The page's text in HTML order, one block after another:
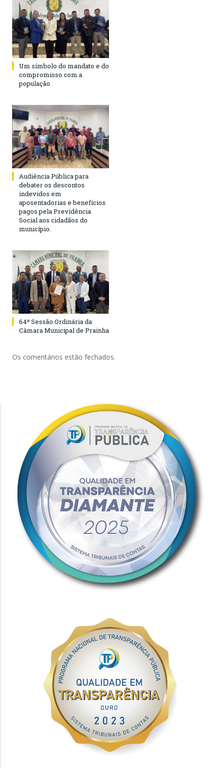
Um símbolo do mandato e do
compromisso com a
população
Audiência Pública para
debater os descontos
indevidos em
aposentadorias e benefícios
pagos pela Previdência
Social aos cidadãos do
município.
64ª Sessão Ordinária da
Câmara Municipal de Prainha
Os comentários estão fechados.